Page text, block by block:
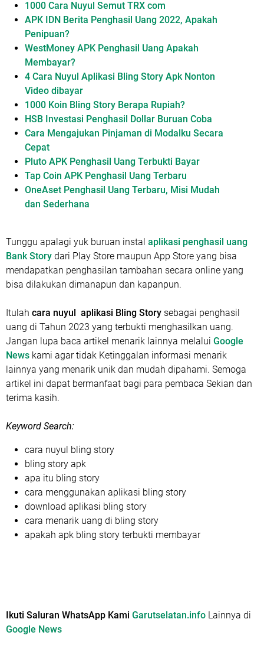
1000 Cara Nuyul Semut TRX com
APK IDN Berita Penghasil Uang 2022, Apakah
Penipuan?
WestMoney APK Penghasil Uang Apakah
Membayar?
4 Cara Nuyul Aplikasi Bling Story Apk Nonton
Video dibayar
1000 Koin Bling Story Berapa Rupiah?
HSB Investasi Penghasil Dollar Buruan Coba
Cara Mengajukan Pinjaman di Modalku Secara
Cepat
Pluto APK Penghasil Uang Terbukti Bayar
Tap Coin APK Penghasil Uang Terbaru
OneAset Penghasil Uang Terbaru, Misi Mudah
dan Sederhana
Tunggu apalagi yuk buruan instal aplikasi penghasil uang
Bank Story dari Play Store maupun App Store yang bisa
mendapatkan penghasilan tambahan secara online yang
bisa dilakukan dimanapun dan kapanpun.
Itulah cara nuyul aplikasi Bling Story sebagai penghasil
uang di Tahun 2023 yang terbukti menghasilkan uang.
Jangan lupa baca artikel menarik lainnya melalui Google
News kami agar tidak Ketinggalan informasi menarik
lainnya yang menarik unik dan mudah dipahami. Semoga
artikel ini dapat bermanfaat bagi para pembaca Sekian dan
terima kasih.
Keyword Search:
cara nuyul bling story
bling story apk
apa itu bling story
cara menggunakan aplikasi bling story
download aplikasi bling story
cara menarik uang di bling story
apakah apk bling story terbukti membayar
Ikuti Saluran WhatsApp Kami Garutselatan.info Lainnya di
Google News